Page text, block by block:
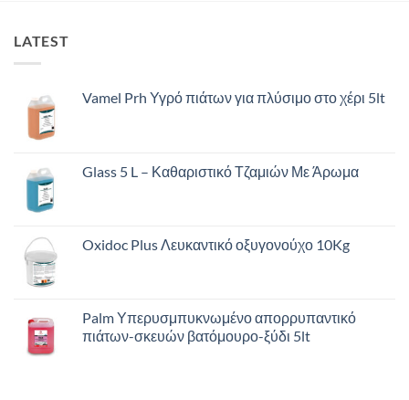
LATEST
Vamel Prh Υγρό πιάτων για πλύσιμο στο χέρι 5lt
Glass 5 L – Καθαριστικό Τζαμιών Με Άρωμα
Oxidoc Plus Λευκαντικό οξυγονούχο 10Kg
Palm Υπερυσμπυκνωμένο απορρυπαντικό
πιάτων-σκευών βατόμουρο-ξύδι 5lt